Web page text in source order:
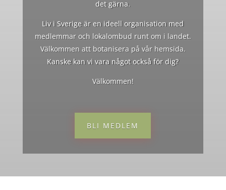
det gärna.
Liv i Sverige är en ideell organisation med
medlemmar och lokalombud runt om i landet.
Välkommen att botanisera på vår hemsida.
Kanske kan vi vara något också för dig?
Välkommen!
BLI MEDLEM